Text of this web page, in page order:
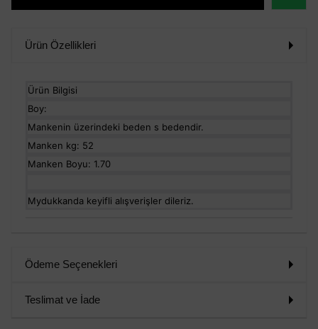
SİPARİŞ
Ürün Özellikleri
Ürün Bilgisi
Boy:
Mankenin üzerindeki beden s bedendir.
Manken kg: 52
Manken Boyu: 1.70
Mydukkanda keyifli alışverişler dileriz.
Ödeme Seçenekleri
Teslimat ve İade